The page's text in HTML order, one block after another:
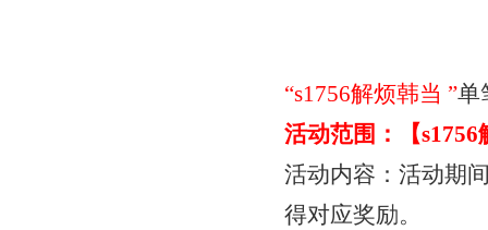
“s1756解烦韩当”单
活动范围：【
活动内容：活动期
得对应奖励。